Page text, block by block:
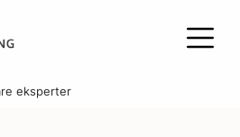
eksperter